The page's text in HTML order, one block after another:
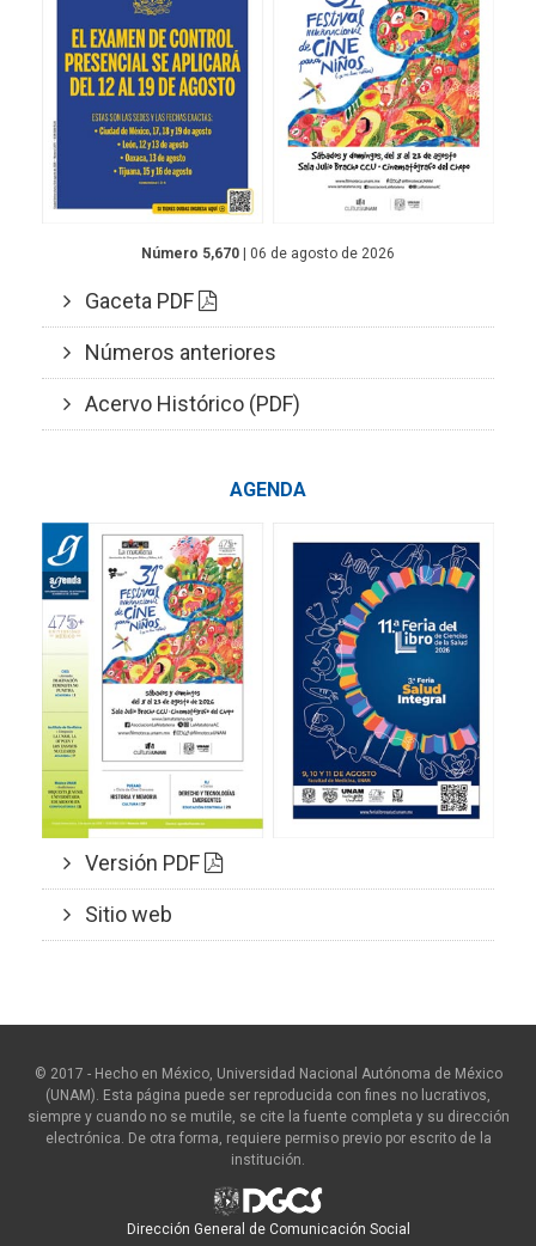
Número 5,670 | 06 de agosto de 2026
Gaceta PDF
Números anteriores
Acervo Histórico (PDF)
AGENDA
Versión PDF
Sitio web
© 2017 - Hecho en México, Universidad Nacional Autónoma de México
(UNAM). Esta página puede ser reproducida con fines no lucrativos,
siempre y cuando no se mutile, se cite la fuente completa y su dirección
electrónica. De otra forma, requiere permiso previo por escrito de la
institución.
Dirección General de Comunicación Social